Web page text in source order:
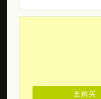
去购买